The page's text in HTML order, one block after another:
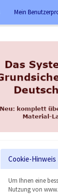
Mein
Cookie-Hinweis
Um Ihnen eine
Nutzung von